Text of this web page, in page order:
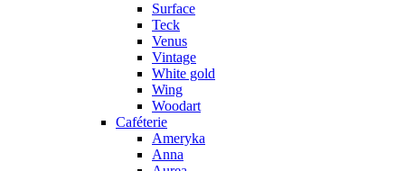
Surface
Teck
Venus
Vintage
White gold
Wing
Woodart
Caféterie
Ameryka
Anna